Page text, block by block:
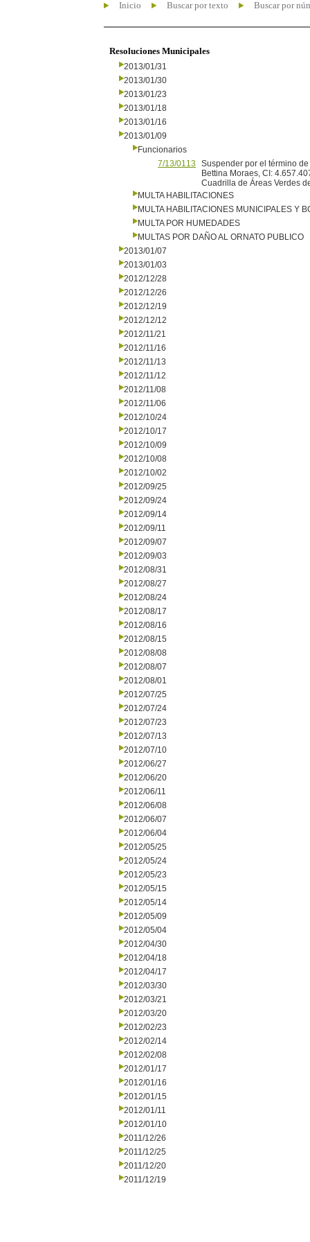
Inicio Buscar por texto Buscar por
Resoluciones Municipales
2013/01/31
2013/01/30
2013/01/23
2013/01/18
2013/01/16
2013/01/09
Funcionarios
7/13/0113
Suspender por el término
Bettina Moraes, CI:
Cuadrilla de Áreas Verdes
MULTA HABILITACIONES
MULTA HABILITACIONES MUNICIPALES Y
MULTA POR HUMEDADES
MULTAS POR DAÑO AL ORNATO PUBLICO
2013/01/07
2013/01/03
2012/12/28
2012/12/26
2012/12/19
2012/12/12
2012/11/21
2012/11/16
2012/11/13
2012/11/12
2012/11/08
2012/11/06
2012/10/24
2012/10/17
2012/10/09
2012/10/08
2012/10/02
2012/09/25
2012/09/24
2012/09/14
2012/09/11
2012/09/07
2012/09/03
2012/08/31
2012/08/27
2012/08/24
2012/08/17
2012/08/16
2012/08/15
2012/08/08
2012/08/07
2012/08/01
2012/07/25
2012/07/24
2012/07/23
2012/07/13
2012/07/10
2012/06/27
2012/06/20
2012/06/11
2012/06/08
2012/06/07
2012/06/04
2012/05/25
2012/05/24
2012/05/23
2012/05/15
2012/05/14
2012/05/09
2012/05/04
2012/04/30
2012/04/18
2012/04/17
2012/03/30
2012/03/21
2012/03/20
2012/02/23
2012/02/14
2012/02/08
2012/01/17
2012/01/16
2012/01/15
2012/01/11
2012/01/10
2011/12/26
2011/12/25
2011/12/20
2011/12/19